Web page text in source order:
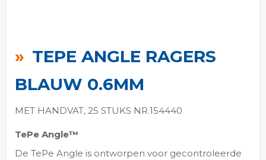
TEPE ANGLE RAGERS
BLAUW 0.6MM
MET HANDVAT, 25 STUKS NR.154440
TePe Angle™
De TePe Angle is ontworpen voor gecontroleerde
het
begin
van
de
gallerij